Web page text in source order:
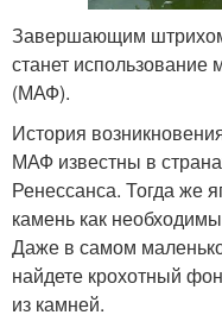
Завершающим
станет
(МАФ).
История
МАФ известны в
Ренессанса. Тогда же
камень как
Даже в самом
найдете крохотный
из камней.